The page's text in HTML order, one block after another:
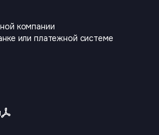
компании
или платежной системе